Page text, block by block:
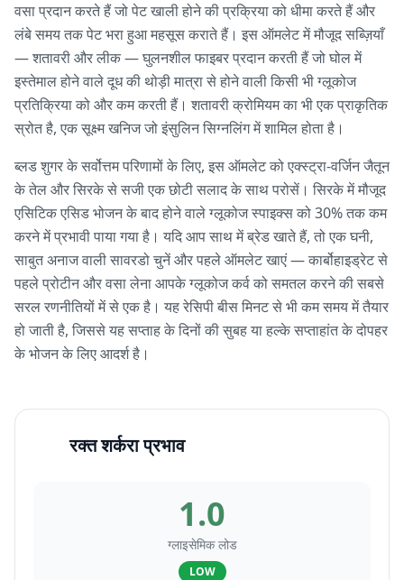
वसा प्रदान करते हैं जो पेट खाली होने की प्रक्रिया को धीमा करते हैं और
लंबे समय तक पेट भरा हुआ महसूस कराते हैं। इस ऑमलेट में मौजूद सब्ज़ियाँ
— शतावरी और लीक — घुलनशील फाइबर प्रदान करती हैं जो घोल में
इस्तेमाल होने वाले दूध की थोड़ी मात्रा से होने वाली किसी भी ग्लूकोज
प्रतिक्रिया को और कम करती हैं। शतावरी क्रोमियम का भी एक प्राकृतिक
स्रोत है, एक सूक्ष्म खनिज जो इंसुलिन सिग्नलिंग में शामिल होता है।
ब्लड शुगर के सर्वोत्तम परिणामों के लिए, इस ऑमलेट को एक्स्ट्रा-वर्जिन जैतून
के तेल और सिरके से सजी एक छोटी सलाद के साथ परोसें। सिरके में मौजूद
एसिटिक एसिड भोजन के बाद होने वाले ग्लूकोज स्पाइक्स को 30% तक कम
करने में प्रभावी पाया गया है। यदि आप साथ में ब्रेड खाते हैं, तो एक घनी,
साबुत अनाज वाली सावरडो चुनें और पहले ऑमलेट खाएं — कार्बोहाइड्रेट से
पहले प्रोटीन और वसा लेना आपके ग्लूकोज कर्व को समतल करने की सबसे
सरल रणनीतियों में से एक है। यह रेसिपी बीस मिनट से भी कम समय में तैयार
हो जाती है, जिससे यह सप्ताह के दिनों की सुबह या हल्के सप्ताहांत के दोपहर
के भोजन के लिए आदर्श है।
रक्त शर्करा प्रभाव
1.0
ग्लाइसेमिक लोड
LOW